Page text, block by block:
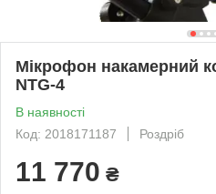
Мікрофон накамерний
NTG-4
В наявності
Код: 2018171187
Роздріб
11 770 ₴